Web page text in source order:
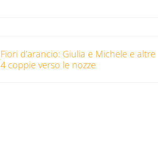
Fiori d’arancio: Giulia e Michele e altre
4 coppie verso le nozze